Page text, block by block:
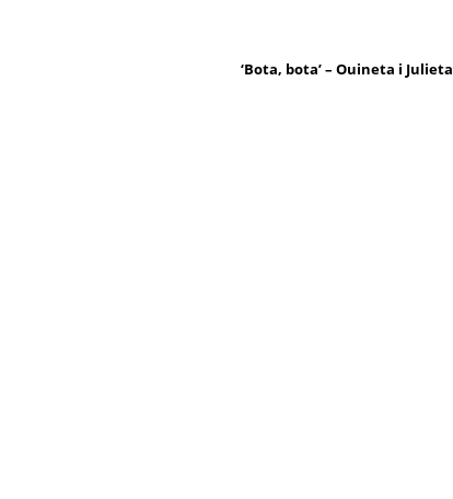
‘Bota, bota’ – Ouineta i Julieta